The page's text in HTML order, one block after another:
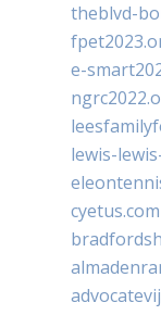
theblvd-
e-
lewis-
cyetus.com